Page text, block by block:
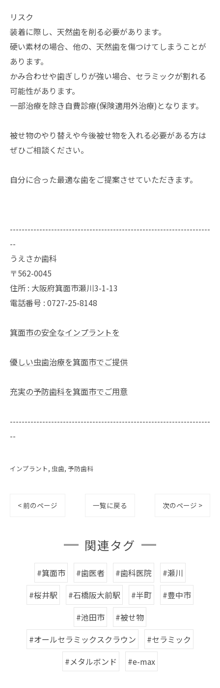
リスク
装着に際し、天然歯を削る必要があります。
硬い素材の場合、他の、天然歯を傷つけてしまうことが
あります。
かみ合わせや歯ぎしりが強い場合、セラミックが割れる
可能性があります。
一部治療を除き自費診療(保険適用外治療)となります。
被せ物のやり替えや今後被せ物を入れる必要がある方は
ぜひご相談ください。
自分に合った最適な歯をご提案させていただきます。
--------------------------------------------------------------------
--
うえさか歯科
〒562-0045
住所 : 大阪府箕面市瀬川3-1-13
電話番号 : 0727-25-8148
箕面市の安全なインプラントを
優しい虫歯治療を箕面市でご提供
充実の予防歯科を箕面市でご用意
--------------------------------------------------------------------
--
インプラント 虫歯 予防歯科
< 前のページ 一覧に戻る 次のページ >
関連タグ
#箕面市 #歯医者 #歯科医院
#瀬川
#桜井駅
#石橋阪大前駅 #半町
#豊中市
#池田市
#被せ物
#オールセラミックスクラウン
#セラミック
#メタルボンド
#e-max